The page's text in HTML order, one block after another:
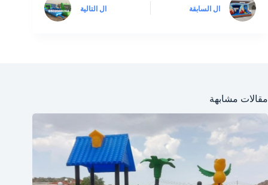
ال السابقة ال التالية
مقالات مشابهة